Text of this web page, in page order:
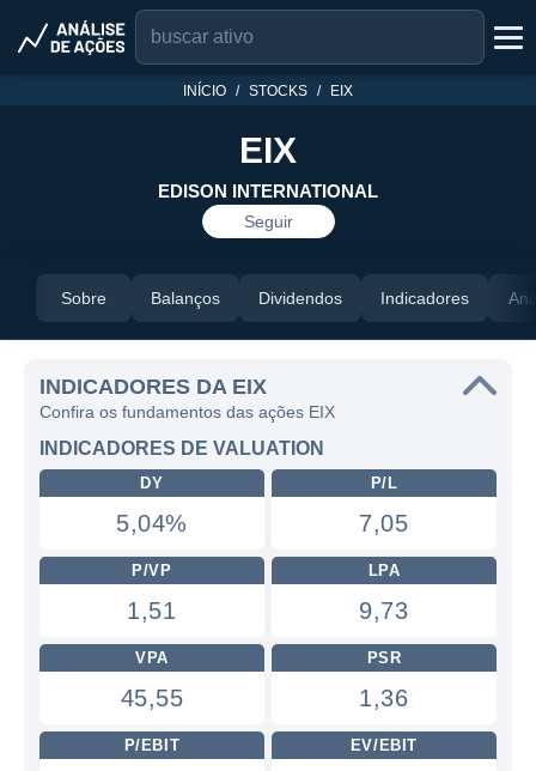
INÍCIO STOCKS EIX
EIX
EDISON INTERNATIONAL
Seguir
Sobre Balanços Dividendos Indicadores
INDICADORES DA EIX
Confira os fundamentos das ações EIX
INDICADORES DE VALUATION
DY
5,04%
P/L
7,05
P/VP
1,51
LPA
9,73
VPA
45,55
PSR
1,36
P/EBIT EV/EBIT